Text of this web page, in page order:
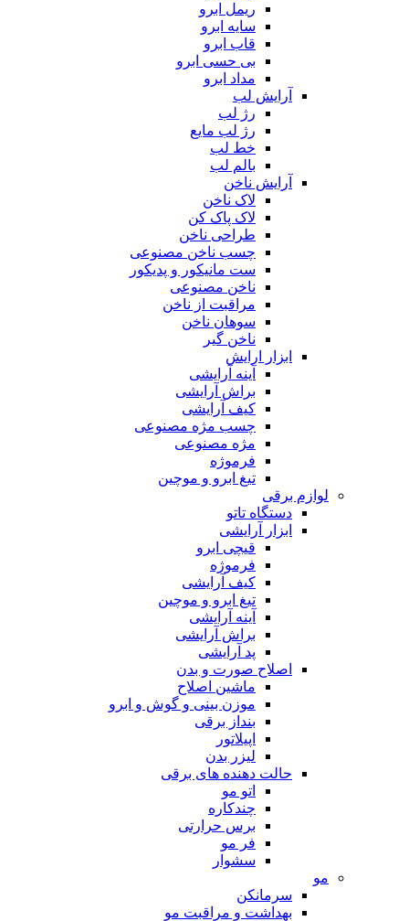
ریمل ابرو
سایه ابرو
قاب ابرو
بی حسی ابرو
مداد ابرو
آرایش لب
رژ لب
رژ لب مایع
خط لب
بالم لب
آرایش ناخن
لاک ناخن
لاک پاک کن
طراحی ناخن
چسب ناخن مصنوعی
ست مانیکور و پدیکور
ناخن مصنوعی
مراقبت از ناخن
سوهان ناخن
ناخن گیر
ابزار ارایش
آینه آرایشی
براش آرایشی
کیف آرایشی
چسب مژه مصنوعی
مژه مصنوعی
فرموژه
تیغ ابرو و موچین
لوازم برقی
دستگاه تاتو
ابزار آرایشی
قیچی ابرو
فرموژه
کیف آرایشی
تیغ ابرو و موچین
آینه آرایشی
براش آرایشی
پد آرایشی
اصلاح صورت و بدن
ماشین اصلاح
موزن بینی و گوش و ابرو
بنداز برقی
اپیلاتور
لیزر بدن
حالت دهنده های برقی
اتو مو
چندکاره
برس حرارتی
فر مو
سشوار
مو
سرمانکن
بهداشت و مراقبت مو